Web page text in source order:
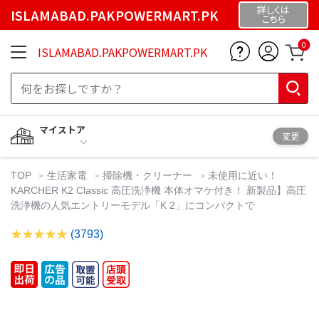
ISLAMABAD.PAKPOWERMART.PK 詳しくは
こちら
ISLAMABAD.PAKPOWERMART.PK 0
マイストア
変更
TOP 生活家電 掃除機・クリーナー
未使用に近い！
KARCHER K2 Classic 高圧洗浄機 本体オマケ付き！ 新製品】高圧
洗浄機の人気エントリーモデル「K 2」にコンパクトで
(3793)